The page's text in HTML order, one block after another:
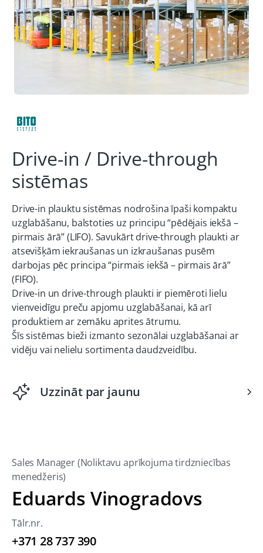
Drive-in / Drive-through
sistēmas
Drive-in plauktu sistēmas nodrošina īpaši kompaktu
uzglabāšanu, balstoties uz principu “pēdējais iekšā –
pirmais ārā” (LIFO). Savukārt drive-through plaukti ar
atsevišķām iekraušanas un izkraušanas pusēm
darbojas pēc principa “pirmais iekšā – pirmais ārā”
(FIFO).
Drive-in un drive-through plaukti ir piemēroti lielu
vienveidīgu preču apjomu uzglabāšanai, kā arī
produktiem ar zemāku aprites ātrumu.
Šīs sistēmas bieži izmanto sezonālai uzglabāšanai ar
vidēju vai nelielu sortimenta daudzveidību.
Uzzināt par jaunu
Sales Manager (Noliktavu aprīkojuma tirdzniecības
menedžeris)
Eduards Vinogradovs
Tālr.nr.
+371 28 737 390